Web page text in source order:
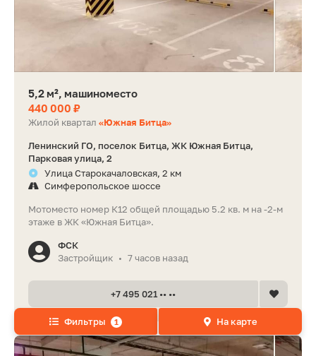
5,2 м², машиноместо
440 000 ₽
Жилой квартал «Южная Битца»
Ленинский ГО, поселок Битца, ЖК Южная Битца,
Парковая улица, 2
Улица Старокачаловская, 2 км
Симферопольское шоссе
Мотоместо номер К12 общей площадью 5.2 кв. м на -2-м
этаже в ЖК «Южная Битца».
ФСК
Застройщик • 7 часов назад
+7 495 021 •• ••
Фильтры 1 На карте